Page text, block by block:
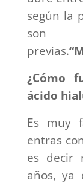
según la
son
previas.“
¿Cómo
ácido
Es muy
entras
es decir
años, ya